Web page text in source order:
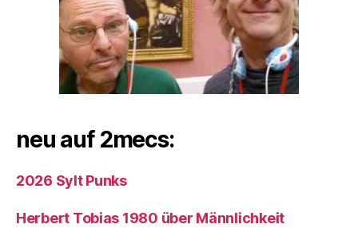
neu auf 2mecs:
2026 Sylt Punks
Herbert Tobias 1980 über Männlichkeit